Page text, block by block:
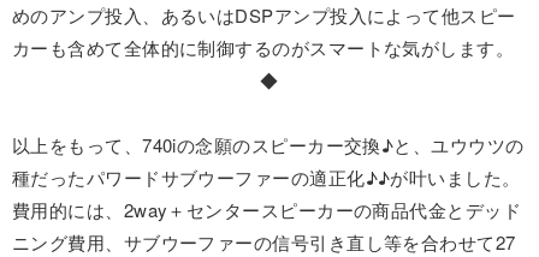
めのアンプ投入、あるいはDSPアンプ投入によって他スピー
カーも含めて全体的に制御するのがスマートな気がします。
◆
以上をもって、740iの念願のスピーカー交換♪と、ユウウツの
種だったパワードサブウーファーの適正化♪♪が叶いました。
費用的には、2way＋センタースピーカーの商品代金とデッド
ニング費用、サブウーファーの信号引き直し等を合わせて27